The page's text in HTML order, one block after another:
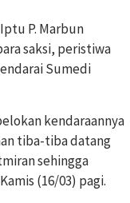
P. Marbun
saksi, peristiwa
Sumedi
kendaraannya
tiba-tiba datang
sehingga
(16/03) pagi.